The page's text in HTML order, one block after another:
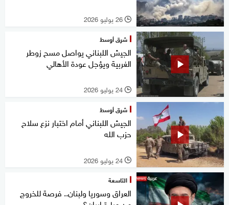
l 26 يوليو 2026
شرق أوسط
الجيش اللبناني يواصل مسح زوطر
الغربية ويؤجل عودة الأهالي
l 24 يوليو 2026
شرق أوسط
الجيش اللبناني أمام اختبار نزع سلاح
حزب الله
l 24 يوليو 2026
التاسعة
العراق وسوريا ولبنان.. فرصة للخروج